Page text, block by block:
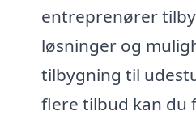
entreprenører
løsninger og
tilbygning til
flere tilbud kan du